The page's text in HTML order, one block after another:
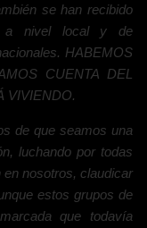
se han recibido
a nivel local y de
HABEMOS
CUENTA DEL
VIVIENDO.
de que seamos una
luchando por todas
nosotros, claudicar
estos grupos de
que todavía